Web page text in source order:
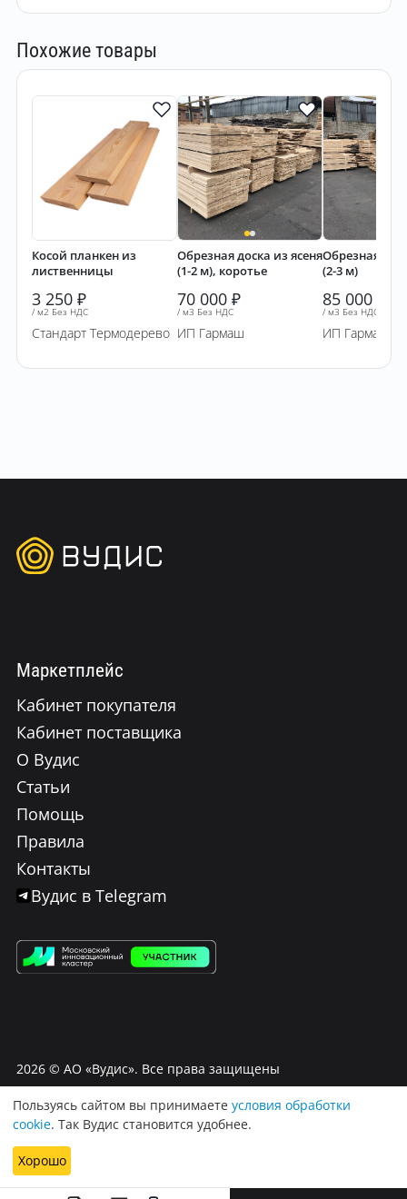
Похожие товары
3 250 ₽
/ м2 Без НДС
Косой планкен из
лиственницы
Стандарт Термодерево
70 000 ₽
/ м3 Без НДС
Обрезная доска из ясеня
(1-2 м), коротье
ИП Гармаш
85 000
/ м3 Без НДС
Обрезная
(2-3 м)
ИП Гармаш
Маркетплейс
Кабинет покупателя
Кабинет поставщика
О Вудис
Статьи
Помощь
Правила
Контакты
Вудис в Telegram
2026© АО «Вудис». Все права защищены
Условия использования Вудис
Политика обработки персональных данных
Пользуясь сайтом вы принимаете условия обработки
cookie. Так Вудис становится удобнее.
Хорошо